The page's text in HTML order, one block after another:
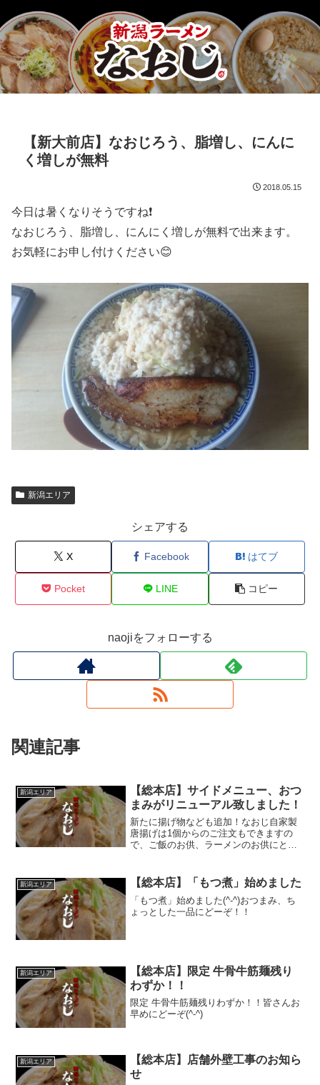
【新大前店】なおじろう、脂増し、にんに
く増しが無料
2018.05.15
今日は暑くなりそうですね❗
なおじろう、脂増し、にんにく増しが無料で出来ます。
お気軽にお申し付けください😊
新潟エリア
シェアする
X Facebook はてブ
Pocket LINE コピー
naojiをフォローする
関連記事
新潟エリア
【総本店】サイドメニュー、おつ
まみがリニューアル致しました！
新たに揚げ物なども追加！なおじ自家製
唐揚げは1個からのご注文もできますの
で、ご飯のお供、ラーメンのお供にと
新潟エリア 【総本店】「もつ煮」始めました
「もつ煮」始めました(^-^)おつまみ、ち
ょっとした一品にどーぞ！！
新潟エリア
【総本店】限定 牛骨牛筋麺残り
わずか！！
限定 牛骨牛筋麺残りわずか！！皆さんお
早めにどーぞ(^-^)
新潟エリア
【総本店】店舗外壁工事のお知ら
せ